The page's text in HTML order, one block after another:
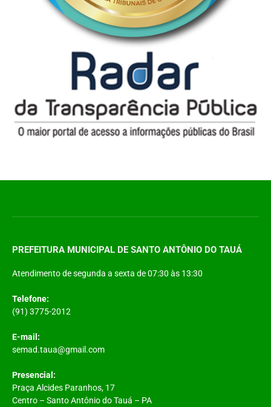
PREFEITURA MUNICIPAL DE SANTO ANTÔNIO DO TAUÁ
Atendimento de segunda a sexta de 07:30 às 13:30
Telefone:
(91) 3775-2012
E-mail:
semad.taua@gmail.com
Presencial:
Praça Alcides Paranhos, 17
Centro – Santo Antônio do Tauá – PA